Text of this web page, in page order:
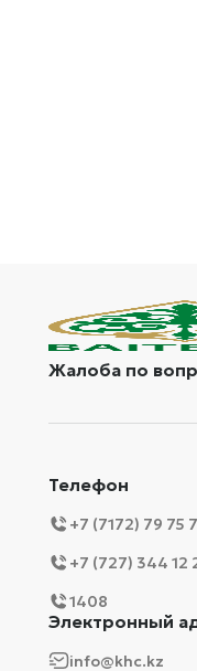
Жалоба по
Телефон
+7 (7172) 79 75
+7 (727) 344 12
1408
Электронный
info@khc.kz